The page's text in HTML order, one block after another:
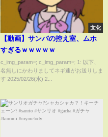
文化
【動画】サンバの控え室、ムホ
すぎるｗｗｗｗｗ
c_img_param=; c_img_param=; 1: 以下、
名無しにかわりましてネギ速がお送りしま
す 2025/02/26(水) 2...